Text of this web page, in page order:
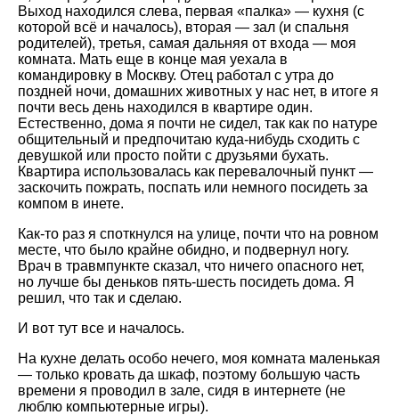
Выход находился слева, первая «палка» — кухня (с
которой всё и началось), вторая — зал (и спальня
родителей), третья, самая дальняя от входа — моя
комната. Мать еще в конце мая уехала в
командировку в Москву. Отец работал с утра до
поздней ночи, домашних животных у нас нет, в итоге я
почти весь день находился в квартире один.
Естественно, дома я почти не сидел, так как по натуре
общительный и предпочитаю куда-нибудь сходить с
девушкой или просто пойти с друзьями бухать.
Квартира использовалась как перевалочный пункт —
заскочить пожрать, поспать или немного посидеть за
компом в инете.
Как-то раз я споткнулся на улице, почти что на ровном
месте, что было крайне обидно, и подвернул ногу.
Врач в травмпункте сказал, что ничего опасного нет,
но лучше бы деньков пять-шесть посидеть дома. Я
решил, что так и сделаю.
И вот тут все и началось.
На кухне делать особо нечего, моя комната маленькая
— только кровать да шкаф, поэтому большую часть
времени я проводил в зале, сидя в интернете (не
люблю компьютерные игры).